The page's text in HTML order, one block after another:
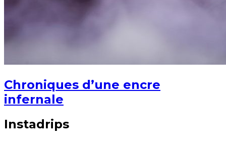
Chroniques d’une encre
infernale
Instadrips